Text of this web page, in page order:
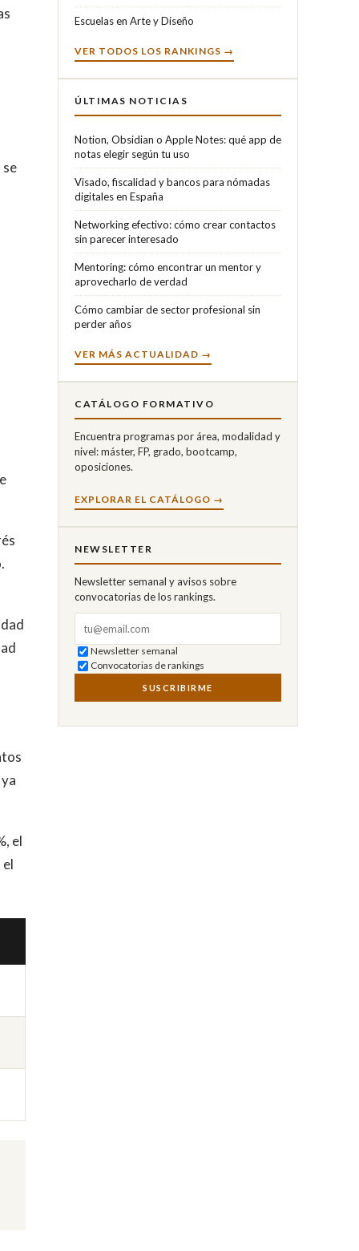
el
Escuelas en Arte y Diseño
VER TODOS LOS RANKINGS →
ÚLTIMAS NOTICIAS
Notion, Obsidian o Apple Notes: qué app de
notas elegir según tu uso
Visado, fiscalidad y bancos para nómadas
digitales en España
Networking efectivo: cómo crear contactos
sin parecer interesado
Mentoring: cómo encontrar un mentor y
aprovecharlo de verdad
Cómo cambiar de sector profesional sin
perder años
VER MÁS ACTUALIDAD →
CATÁLOGO FORMATIVO
Encuentra programas por área, modalidad y
nivel: máster, FP, grado, bootcamp,
oposiciones.
EXPLORAR EL CATÁLOGO →
NEWSLETTER
Newsletter semanal y avisos sobre
convocatorias de los rankings.
Newsletter semanal
Convocatorias de rankings
SUSCRIBIRME